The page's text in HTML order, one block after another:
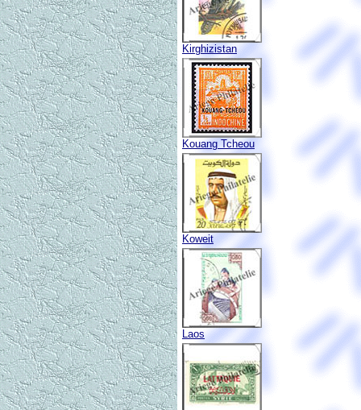
Kirghizistan
Kouang Tcheou
Koweit
Laos